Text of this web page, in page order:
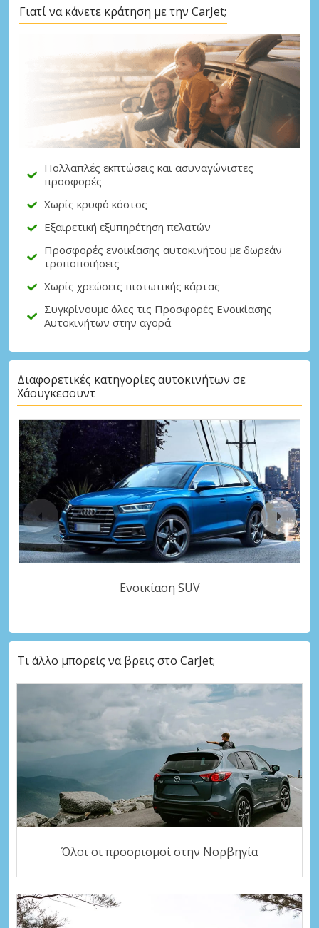
Μεγάλες εξοικονομήσεις
Αποκτήστε πρόσβαση σε αποκλειστικές
προσφορές συνεργατών
Σύνδεση με eLink
Γιατί να κάνετε κράτηση με την CarJet;
Πολλαπλές εκπτώσεις και ασυναγώνιστες
προσφορές
Χωρίς κρυφό κόστος
Εξαιρετική εξυπηρέτηση πελατών
Προσφορές ενοικίασης αυτοκινήτου με δωρεάν
τροποποιήσεις
Χωρίς χρεώσεις πιστωτικής κάρτας
Συγκρίνουμε όλες τις Προσφορές Ενοικίασης
Αυτοκινήτων στην αγορά
Διαφορετικές κατηγορίες αυτοκινήτων σε
Χάουγκεσουντ
Ενοικίαση SUV
Τι άλλο μπορείς να βρεις στο CarJet;
Όλοι οι προορισμοί στην Νορβηγία